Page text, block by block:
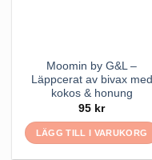
Moomin by G&L –
Läppcerat av bivax med
kokos & honung
95 kr
LÄGG TILL I VARUKORG